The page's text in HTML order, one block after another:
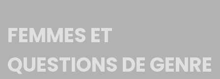
FEMMES ET
QUESTIONS DE GENRE